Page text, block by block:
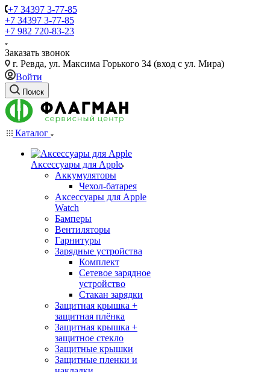
+7 34397 3-77-85
+7 34397 3-77-85
+7 982 720-83-23
Заказать звонок
г. Ревда, ул. Максима Горького 34 (вход с ул. Мира)
Войти
Поиск
Каталог
Аксессуары для Apple
Аккумуляторы
Чехол-батарея
Аксессуары для Apple
Watch
Бамперы
Вентиляторы
Гарнитуры
Зарядные устройства
Комплект
Сетевое зарядное
устройство
Стакан зарядки
Защитная крышка +
защитная плёнка
Защитная крышка +
защитное стекло
Защитные крышки
Защитные пленки и